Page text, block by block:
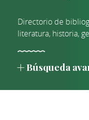
Directorio de
literatura, historia,
Búsqueda